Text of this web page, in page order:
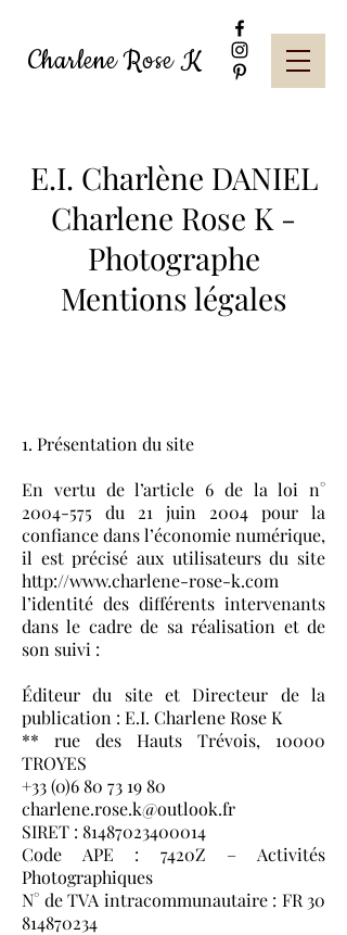
Charlene Rose K
E.I. Charlène DANIEL
Charlene Rose K -
Photographe
Mentions légales
1. Présentation du site
En vertu de l’article 6 de la loi n°
2004-575 du 21 juin 2004 pour la
confiance dans l’économie numérique,
il est précisé aux utilisateurs du site
http://www.charlene-rose-k.com
l’identité des différents intervenants
dans le cadre de sa réalisation et de
son suivi :
Éditeur du site et Directeur de la
publication : E.I. Charlene Rose K
** rue des Hauts Trévois, 10000
TROYES
+33 (0)6 80 73 19 80
charlene.rose.k@outlook.fr
SIRET : 81487023400014
Code APE : 7420Z – Activités
Photographiques
N° de TVA intracommunautaire : FR 30
814870234